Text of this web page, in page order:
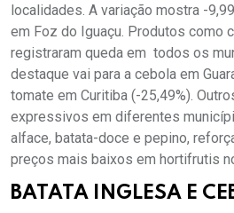
localidades. A variação mostra -
em Foz do Iguaçu. Produtos como
registraram queda em todos os
destaque vai para a cebola em
tomate em Curitiba (-25,49%).
expressivos em diferentes
alface, batata-doce e pepino,
preços mais baixos em hortifrutis
BATATA INGLESA E